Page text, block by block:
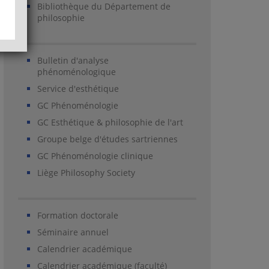
Bibliothèque du Département de
philosophie
Bulletin d'analyse
phénoménologique
Service d'esthétique
GC Phénoménologie
GC Esthétique & philosophie de l'art
Groupe belge d'études sartriennes
GC Phénoménologie clinique
Liège Philosophy Society
Formation doctorale
Séminaire annuel
Calendrier académique
Calendrier académique (faculté)